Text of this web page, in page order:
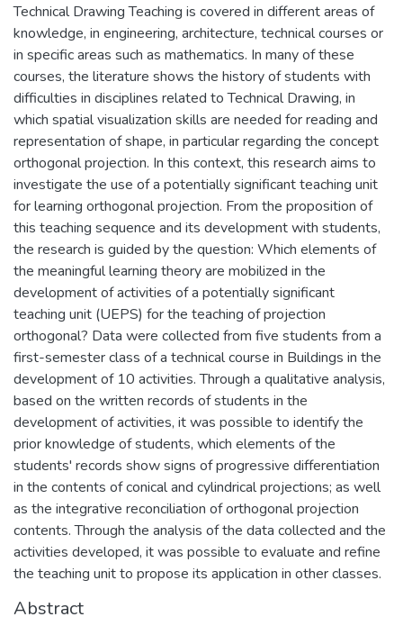
Technical Drawing Teaching is covered in different areas of
knowledge, in engineering, architecture, technical courses or
in specific areas such as mathematics. In many of these
courses, the literature shows the history of students with
difficulties in disciplines related to Technical Drawing, in
which spatial visualization skills are needed for reading and
representation of shape, in particular regarding the concept
orthogonal projection. In this context, this research aims to
investigate the use of a potentially significant teaching unit
for learning orthogonal projection. From the proposition of
this teaching sequence and its development with students,
the research is guided by the question: Which elements of
the meaningful learning theory are mobilized in the
development of activities of a potentially significant
teaching unit (UEPS) for the teaching of projection
orthogonal? Data were collected from five students from a
first-semester class of a technical course in Buildings in the
development of 10 activities. Through a qualitative analysis,
based on the written records of students in the
development of activities, it was possible to identify the
prior knowledge of students, which elements of the
students' records show signs of progressive differentiation
in the contents of conical and cylindrical projections; as well
as the integrative reconciliation of orthogonal projection
contents. Through the analysis of the data collected and the
activities developed, it was possible to evaluate and refine
the teaching unit to propose its application in other classes.
Abstract